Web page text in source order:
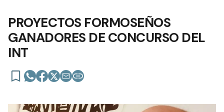
PROYECTOS FORMOSEÑOS
GANADORES DE CONCURSO DEL
INT